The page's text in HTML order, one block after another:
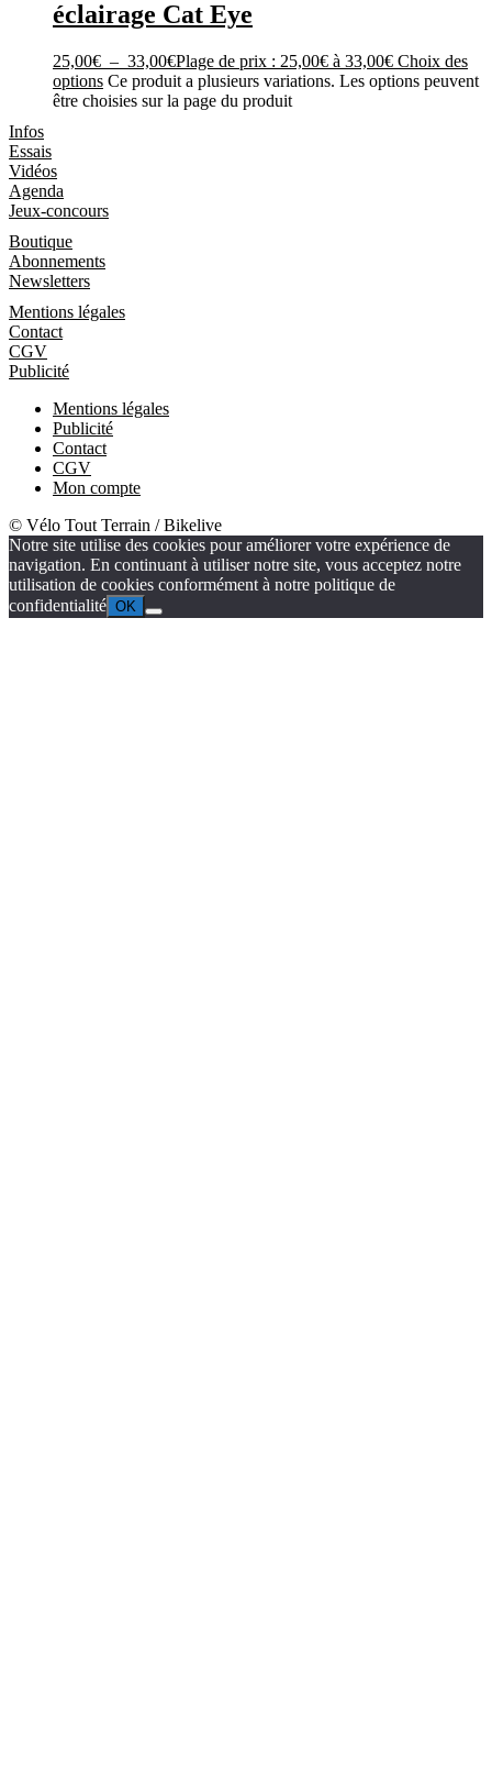
éclairage Cat Eye
25,00€ – 33,00€Plage de prix : 25,00€ à 33,00€ Choix des
options Ce produit a plusieurs variations. Les options peuvent
être choisies sur la page du produit
Infos
Essais
Vidéos
Agenda
Jeux-concours
Boutique
Abonnements
Newsletters
Mentions légales
Contact
CGV
Publicité
Mentions légales
Publicité
Contact
CGV
Mon compte
© Vélo Tout Terrain / Bikelive
Notre site utilise des cookies pour améliorer votre expérience de
navigation. En continuant à utiliser notre site, vous acceptez notre
utilisation de cookies conformément à notre politique de
confidentialité OK